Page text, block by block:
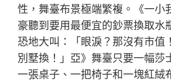
性，舞臺布景極端繁複。《一小
豪聽到要用最便宜的鈔票換取水
恐地大叫：「眼淚？那沒有市值
別墅換！」亞》舞臺只要一幅莎
一張桌子、一把椅子和一塊紅絨